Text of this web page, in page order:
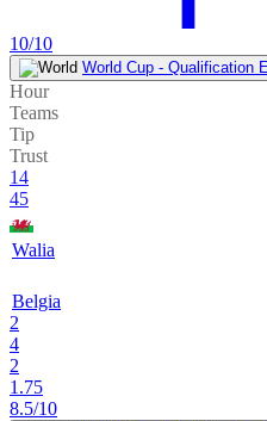
10/10
World Cup - Qualification
Hour
Teams
Tip
Trust
14
45
Walia
Belgia
2
4
2
1.75
8.5/10